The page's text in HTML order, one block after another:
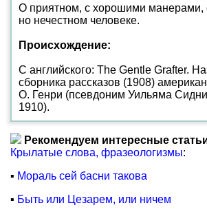
О приятном, с хорошими манерами,
но нечестном человеке.
Происхождение:
С английского: The Gentle Grafter.
сборника рассказов (1908)
О. Генри (псевдоним Уильяма
1910).
Рекомендуем интересные
Крылатые слова, фразеологизмы:
▪ Мораль сей басни такова
▪ Быть или Цезарем, или ничем